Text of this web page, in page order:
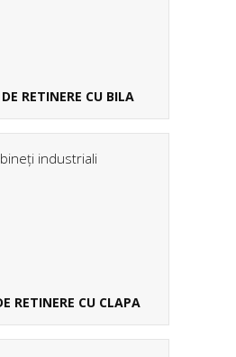
RETINERE CU BILA
RETINERE CU CLAPA